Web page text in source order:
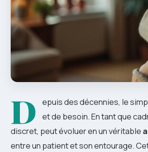
D epuis des décennies, le
et de besoin. En tant que
discret, peut évoluer en un véritable
entre un patient et son entourage.